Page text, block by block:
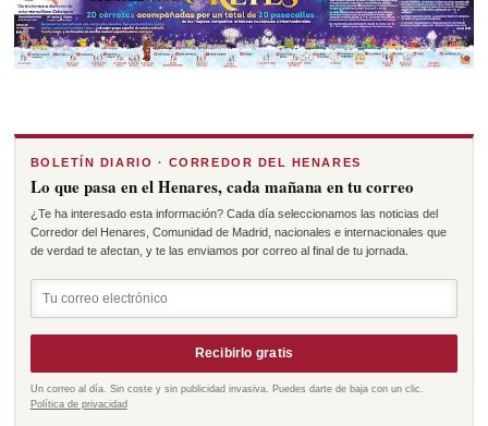
BOLETÍN DIARIO · CORREDOR DEL HENARES
Lo que pasa en el Henares, cada mañana en tu correo
¿Te ha interesado esta información? Cada día seleccionamos las noticias del
Corredor del Henares, Comunidad de Madrid, nacionales e internacionales que
de verdad te afectan, y te las enviamos por correo al final de tu jornada.
Recibirlo gratis
Un correo al día. Sin coste y sin publicidad invasiva. Puedes darte de baja con un clic.
Política de privacidad